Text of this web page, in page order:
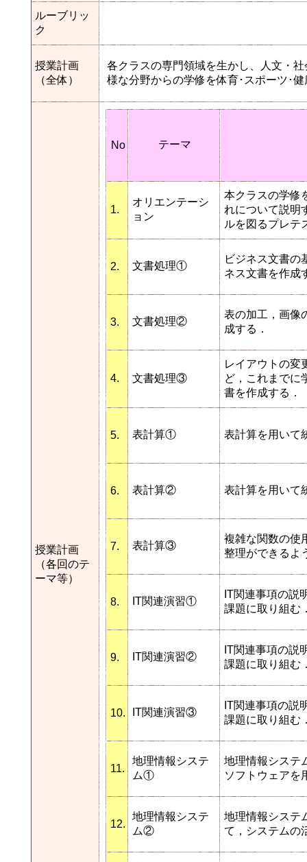
ルーブリッ
ク
授業計画
（全体）
各クラスの専門領域を生かし、人文・
様な分野からの学修を体育･スポーツ･
授業計画
（各回のテ
ーマ等）
No テーマ
1.
オリエンテーシ
ョン
本クラスの学修
れについて説明
ルを図るプレテ
2. 文書処理①
ビジネス文書の
ネス文書を作成
3. 文書処理②
表の加工，画像
成する．
4. 文書処理③
レイアウトの変
ど，これまでに
書を作成する．
5. 表計算① 表計算を用いて
6. 表計算② 表計算を用いて
7. 表計算③
複雑な関数の使
整理ができるよ
8. IT関連演習①
IT関連事項の説
課題に取り組む
9. IT関連演習②
IT関連事項の説
課題に取り組む
10. IT関連演習③
IT関連事項の説
課題に取り組む
11.
地理情報システ
ム①
地理情報システ
ソフトウェアを
12.
地理情報システ
ム②
地理情報システ
て，システムの